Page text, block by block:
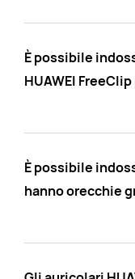
È possibile
HUAWEI
È possibile
hanno orecchie